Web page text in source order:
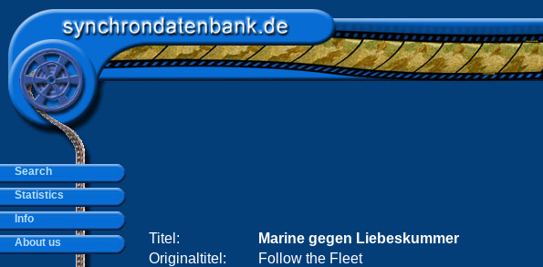
Titel:
Marine gegen Liebeskummer
Originaltitel:
Follow the Fleet
Search
Statistics
Info
About us